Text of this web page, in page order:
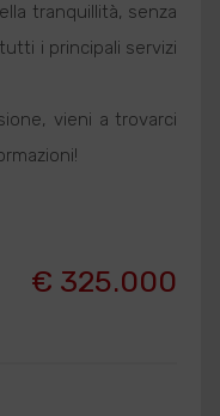
tranquillità, senza
i principali servizi
vieni a trovarci
€ 325.000